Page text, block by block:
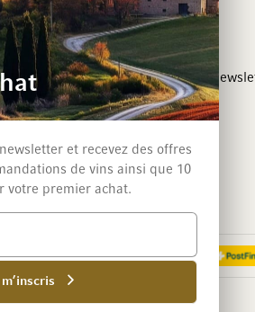
Événements
Inscription a la
et recevez des offres
de vins ainsi que 10
votre premier achat.
m’inscris